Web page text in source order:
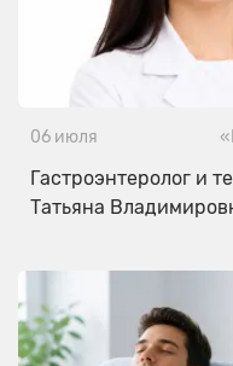
06 июля
Гастроэнтеролог и
Татьяна